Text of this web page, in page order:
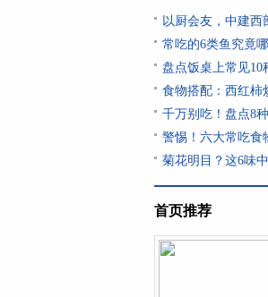
以厨会友，中建西
常吃的6类鱼究竟
盘点饭桌上常见10
食物搭配：西红柿
千万别吃！盘点8
警惕！六大常吃食
菊花明目？这6味
首页推荐